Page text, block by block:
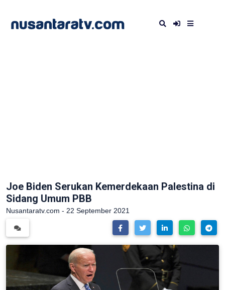
Joe Biden Serukan Kemerdekaan Palestina di
Sidang Umum PBB
Nusantaratv.com - 22 September 2021